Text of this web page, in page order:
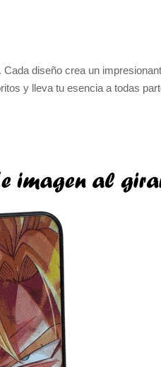
diseño crea un
y lleva tu esencia a todas